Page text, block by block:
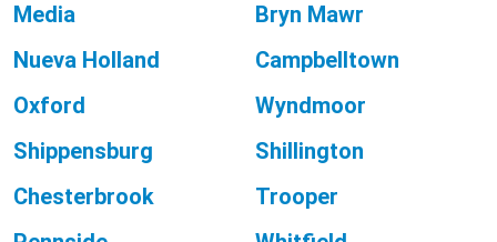
Media
Bryn Mawr
Nueva Holland
Campbelltown
Oxford
Wyndmoor
Shippensburg
Shillington
Chesterbrook
Trooper